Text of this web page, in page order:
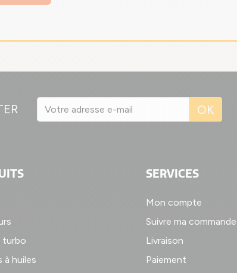
OK
turbo
à huiles
SERVICES
Mon compte
Suivre ma commande
Livraison
Paiement